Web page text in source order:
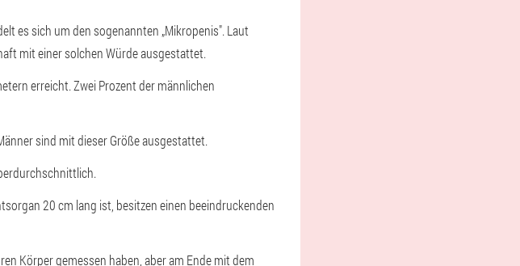
es sich um den sogenannten „Mikropenis". Laut
mit einer solchen Würde ausgestattet.
erreicht. Zwei Prozent der männlichen
sind mit dieser Größe ausgestattet.
20 cm lang ist, besitzen einen beeindruckenden
Körper gemessen haben, aber am Ende mit dem